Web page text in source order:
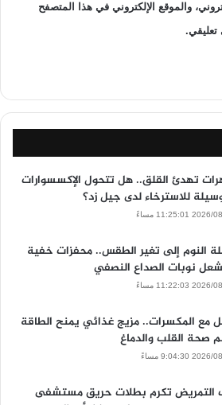
والموقع الإلكتروني في هذا المتصفح
تعليقي.
تهدئ القلق.. هل تتحول الإكسسوارات
للاسترخاء لدى جيل زد؟
06 11:25:01 مساءً
النوم إلى تغير الطقس.. محفزات خفية
نوبات الصداع النصفي
06 11:22:03 مساءً
مع المكسرات.. مزيج غذائي يمنح الطاقة
صحة القلب والدماغ
06 9:04:30 مساءً
التمريض تكرم بطلات حريق مستشفى